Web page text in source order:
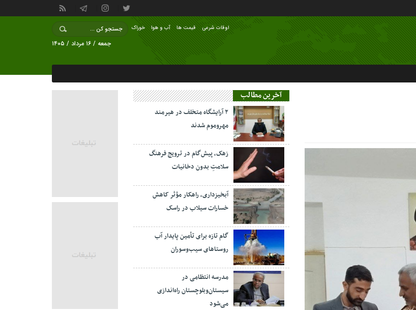
خوراک آب و هوا قیمت ها اوقات شرعی
جمعه / ۱۶ مرداد / ۱۴۰۵
آخرین مطالب
۲ آرایشگاه متخلف در هیرمند
مهروموم شدند
زهک، پیش‌گام در ترویج فرهنگ
سلامتِ بدون دخانیات
آبخیزداری، راهکار مؤثر کاهش
خسارات سیلاب در راسک
گام تازه برای تأمین پایدار آب
روستاهای سیب‌وسوران
مدرسه انتظامی در
سیستان‌وبلوچستان راه‌اندازی
می‌شود